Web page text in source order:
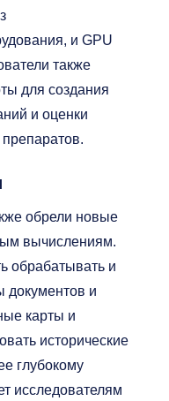
и GPU
также
для создания
и оценки
обрели новые
вычислениям.
обрабатывать и
документов и
карты и
исторические
глубокому
исследователям